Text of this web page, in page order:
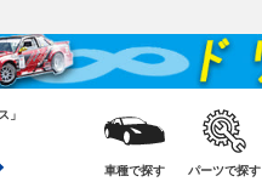
」
車種で探す パーツで探す